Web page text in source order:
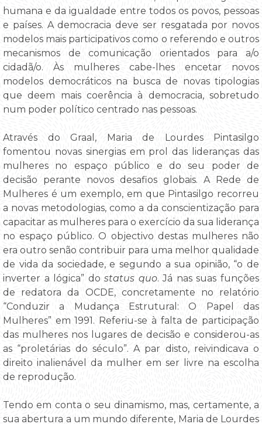
humana e da igualdade entre todos os povos, pessoas
e países. A democracia deve ser resgatada por novos
modelos mais participativos como o referendo e outros
mecanismos de comunicação orientados para a/o
cidadã/o. Às mulheres cabe-lhes encetar novos
modelos democráticos na busca de novas tipologias
que deem mais coerência à democracia, sobretudo
num poder político centrado nas pessoas.
Através do Graal, Maria de Lourdes Pintasilgo
fomentou novas sinergias em prol das lideranças das
mulheres no espaço público e do seu poder de
decisão perante novos desafios globais. A Rede de
Mulheres é um exemplo, em que Pintasilgo recorreu
a novas metodologias, como a da conscientização para
capacitar as mulheres para o exercício da sua liderança
no espaço público. O objectivo destas mulheres não
era outro senão contribuir para uma melhor qualidade
de vida da sociedade, e segundo a sua opinião, “o de
inverter a lógica” dostatus quo. Já nas suas funções
de redatora da OCDE, concretamente no relatório
“Conduzir a Mudança Estrutural: O Papel das
Mulheres” em 1991. Referiu-se à falta de participação
das mulheres nos lugares de decisão e considerou-as
as “proletárias do século”. A par disto, reivindicava o
direito inalienável da mulher em ser livre na escolha
de reprodução.
Tendo em conta o seu dinamismo, mas, certamente, a
sua abertura a um mundo diferente, Maria de Lourdes